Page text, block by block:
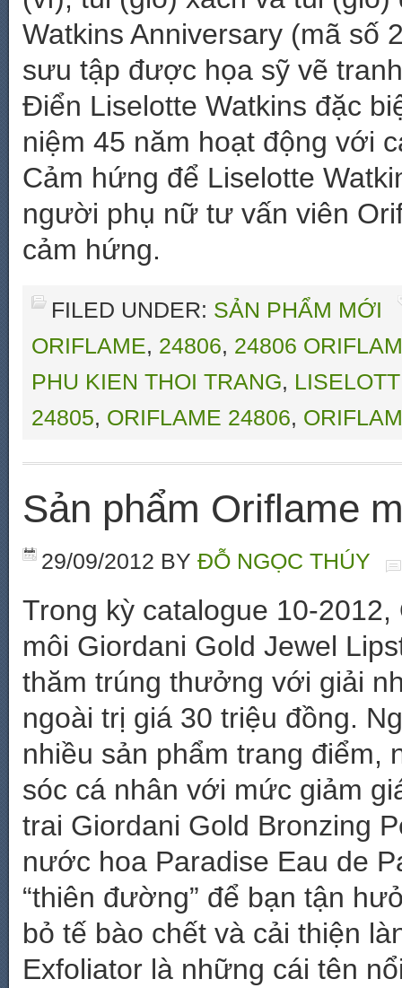
Watkins Anniversary (mã số
sưu tập được họa sỹ vẽ
Điển Liselotte Watkins đặc
niệm 45 năm hoạt động với
Cảm hứng để Liselotte
người phụ nữ tư vấn viên
cảm hứng.
FILED UNDER: SẢN PHẨM MỚI
ORIFLAME, 24806, 24806
PHU KIEN THOI TRANG,
24805, ORIFLAME 24806,
Sản phẩm Oriflame
29/09/2012 BY ĐỖ NGỌC THÚY
Trong kỳ catalogue 10-
môi Giordani Gold Jewel
thăm trúng thưởng với giải
ngoài trị giá 30 triệu đồng.
nhiều sản phẩm trang điểm,
sóc cá nhân với mức giảm
trai Giordani Gold Bronzing
nước hoa Paradise Eau de
“thiên đường” để bạn tận
bỏ tế bào chết và cải thiện
Exfoliator là những cái tên